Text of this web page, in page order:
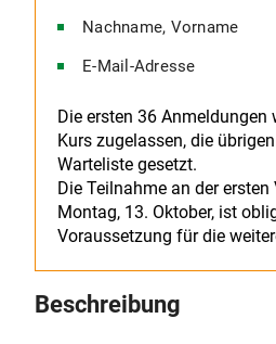
Nachname, Vorname
E-Mail-Adresse
Die ersten 36 Anmeldungen
Kurs zugelassen, die
Warteliste gesetzt.
Die Teilnahme an der
Montag, 13. Oktober, ist
Voraussetzung für die
Beschreibung